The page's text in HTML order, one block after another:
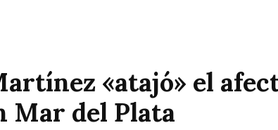
«atajó» el
Mar del Plata